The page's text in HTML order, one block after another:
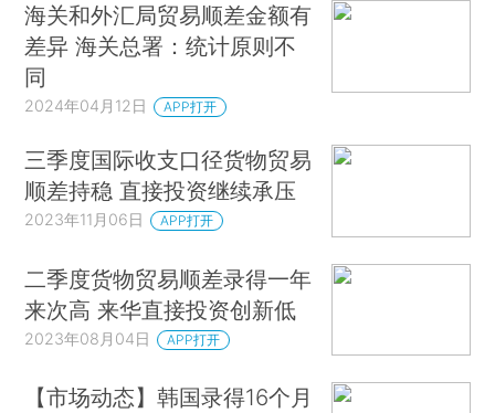
海关和外汇局贸易顺差金额有
差异 海关总署：统计原则不
同
2024年04月12日 APP打开
三季度国际收支口径货物贸易
顺差持稳 直接投资继续承压
2023年11月06日 APP打开
二季度货物贸易顺差录得一年
来次高 来华直接投资创新低
2023年08月04日 APP打开
【市场动态】韩国录得16个月